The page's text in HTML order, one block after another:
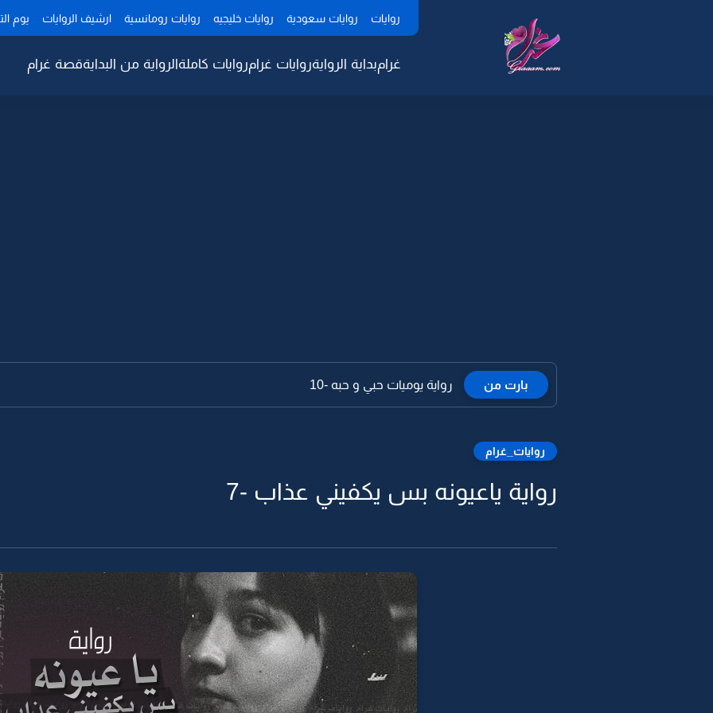
روايات روايات سعودية روايات خليجيه روايات رومانسية ارشيف الروايات يوم
غرامبداية الروايةروايات غرامروايات كاملةالرواية من البدايةقصة غرام
بارت من رواية يوميات حبي و حبه -10
روايات_غرام
رواية ياعيونه بس يكفيني عذاب -7